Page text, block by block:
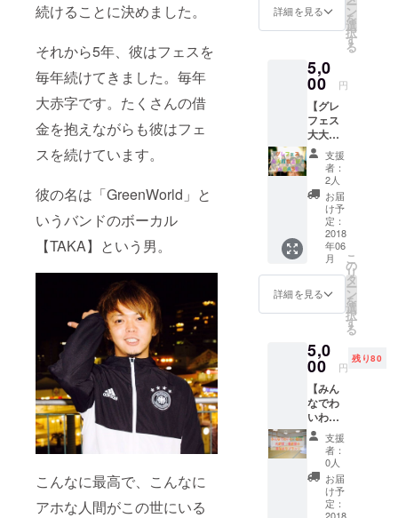
続けることに決めました。
それから5年、彼はフェスを
毎年続けてきました。毎年
大赤字です。たくさんの借
金を抱えながらも彼はフェ
スを続けています。
彼の名は「GreenWorld」と
いうバンドのボーカル
【TAKA】という男。
こんなに最高で、こんなに
アホな人間がこの世にいる
Luck
Filed』
で使用
・ワン
タッチ
テント
・机 ・
椅子（2
脚） を
お貸し
しま
す。 当
日会場
で受け
取れて
会場で
返せま
す。 こ
のリ
ターン
けま
す。
詳細を見る ー
ン
を
選
択
す
る
5,0
00 円
【グレ
フェス
大大打
ち上
げ！in
BASE
】
7/13(金
）に 京
都西院
にある
Green
World『
TAKA』
のお店
BASE
フェス
の打ち
上げを
開催！
20:00(S
TART)
23:00(C
LOSE)
飲み放
題2h、
ごはん
支援
者：
2人
お届
け予
定：
2018
年06
月
詳細を見る
こ
の
リ
タ
ー
ン
を
選
択
す
る
5,0
00 円
残り80
【みん
なでわ
いわい
宿泊！
大部
屋・相
部屋の
素泊ま
りプラ
支援
者：
0人
お届
け予
定：
2018